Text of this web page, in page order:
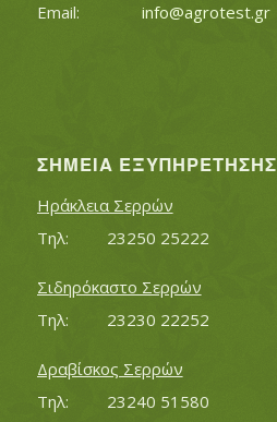
info@agrotest.gr
ΣΗΜΕΊΑ ΕΞΥΠΗΡΈΤΗΣΗΣ
Ηράκλεια Σερρών
Τηλ:		23250 25222
Σιδηρόκαστο Σερρών
Τηλ:		23230 22252
Δραβίσκος Σερρών
Τηλ:		23240 51580